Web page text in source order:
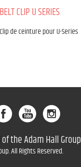
BELT CLIP U SERIES
Clip de ceinture pour U-Series
the Adam Hall Group
All Rights Reserved.